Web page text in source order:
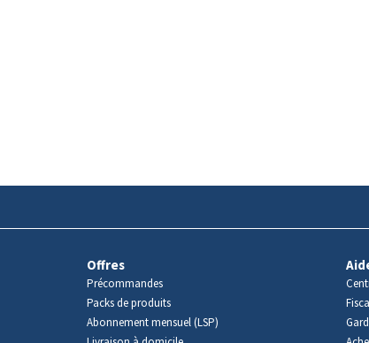
Offres
Précommandes
Packs de produits
Abonnement mensuel (LSP)